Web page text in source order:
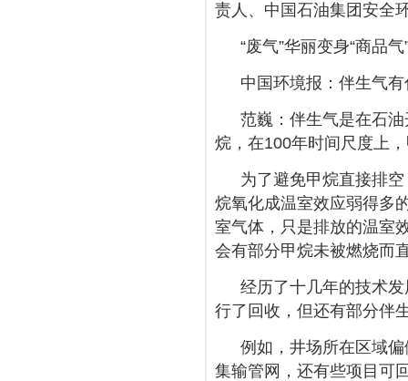
责人、 中国石油集团安全
“废气”华丽变身“商品
中国环境报：伴生气
范巍： 伴生气是在石
烷，在100年时间尺度上
为了避免甲烷直接排
烷氧化成温室效应弱得多
室气体，只是排放的温室
会有部分甲烷未被燃烧而
经历了十几年的技术
行了回收，但还有部分伴
例如，井场所在区域
集输管网，还有些项目可